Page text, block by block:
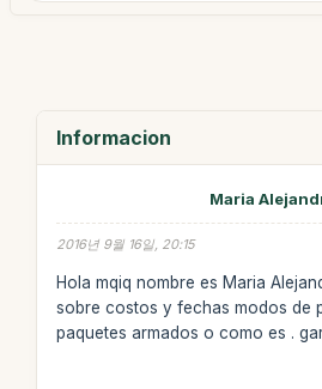
Informacion
Maria
2016년 9월 16일, 20:15
Hola mqiq nombre es Maria
sobre costos y fechas modos de
paquetes armados o como es .